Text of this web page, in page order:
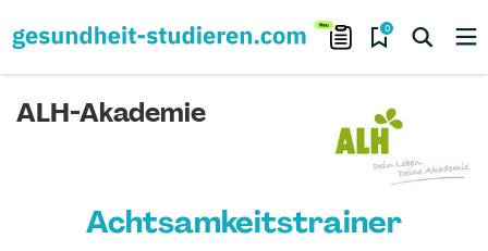
0
ALH-Akademie
Achtsamkeitstrainer